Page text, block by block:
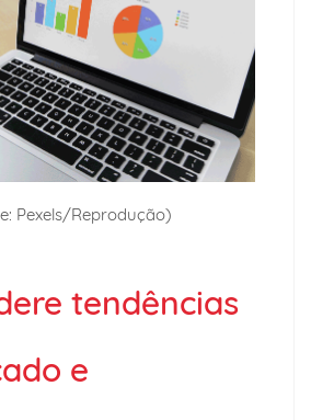
Pexels/Reprodução)
tendências
e